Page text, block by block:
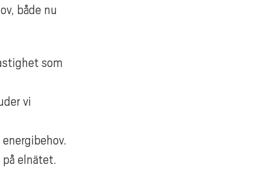
både nu
som
vi
elnätet.